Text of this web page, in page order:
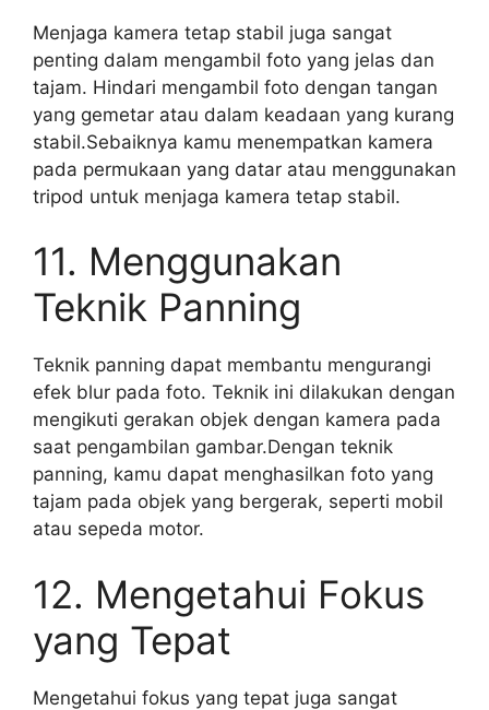
Menjaga kamera tetap stabil juga sangat
penting dalam mengambil foto yang jelas dan
tajam. Hindari mengambil foto dengan tangan
yang gemetar atau dalam keadaan yang kurang
stabil.Sebaiknya kamu menempatkan kamera
pada permukaan yang datar atau menggunakan
tripod untuk menjaga kamera tetap stabil.
11. Menggunakan
Teknik Panning
Teknik panning dapat membantu mengurangi
efek blur pada foto. Teknik ini dilakukan dengan
mengikuti gerakan objek dengan kamera pada
saat pengambilan gambar.Dengan teknik
panning, kamu dapat menghasilkan foto yang
tajam pada objek yang bergerak, seperti mobil
atau sepeda motor.
12. Mengetahui Fokus
yang Tepat
Mengetahui fokus yang tepat juga sangat